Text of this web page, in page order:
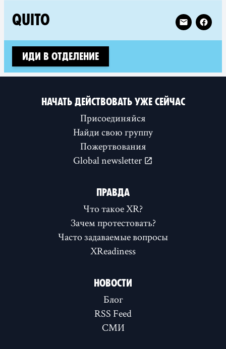
1 groups in Ecuador
QUITO Follow XR
Иди в отделение
НАЧАТЬ ДЕЙСТВОВАТЬ УЖЕ СЕЙЧАС
Присоединяйся
Найди свою группу
Пожертвования
Global newsletter
ПРАВДА
Что такое XR?
Зачем протестовать?
Часто задаваемые вопросы
XReadiness
НОВОСТИ
Блог
RSS Feed
СМИ